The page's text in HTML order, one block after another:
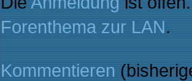
Forenthema zur LAN.
Kommentieren